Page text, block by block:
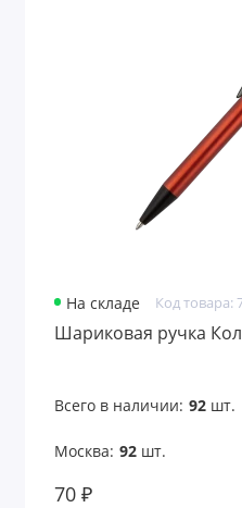
На складе Код товара:
Шариковая ручка
Всего в наличии: 92шт.
Москва: 92шт.
70 ₽